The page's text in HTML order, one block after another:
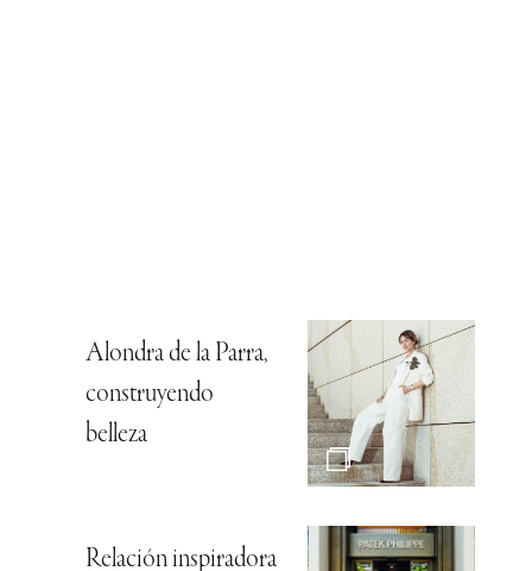
Alondra de la Parra,
construyendo
belleza
Relación inspiradora